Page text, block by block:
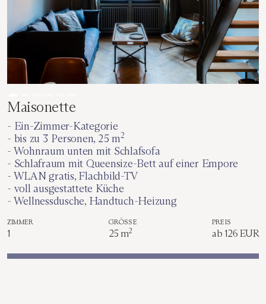
Maisonette
- Ein-Zimmer-Kategorie
- bis zu 3 Personen, 25 m2
- Wohnraum unten mit Schlafsofa
- Schlafraum mit Queensize-Bett auf einer Empore
- WLAN gratis, Flachbild-TV
- voll ausgestattete Küche
- Wellnessdusche, Handtuch-Heizung
ZIMMER
1
GRÖSSE
25 m2
PREIS
ab 126 EUR